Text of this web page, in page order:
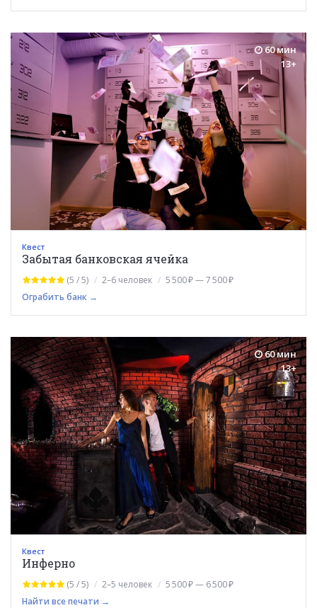
60 мин
13+
Квест
Забытая банковская ячейка
(5 / 5) 2–6 человек
5 500 ₽ — 7 500 ₽
Ограбить банк →
60 мин
13+
Квест
Инферно
(5 / 5) 2–5 человек
5 500 ₽ — 6 500 ₽
Найти все печати →